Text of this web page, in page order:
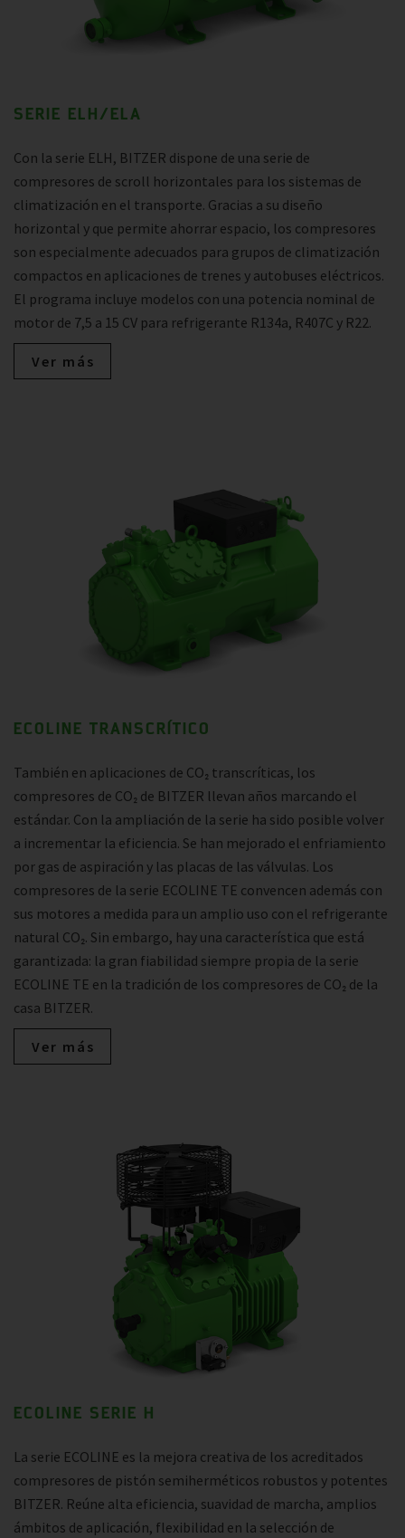
SERIE ELH/ELA
Con la serie ELH, BITZER dispone de una serie de
compresores de scroll horizontales para los sistemas de
climatización en el transporte. Gracias a su diseño
horizontal y que permite ahorrar espacio, los compresores
son especialmente adecuados para grupos de climatización
compactos en aplicaciones de trenes y autobuses eléctricos.
El programa incluye modelos con una potencia nominal de
motor de 7,5 a 15 CV para refrigerante R134a, R407C y R22.
Ver más
ECOLINE TRANSCRÍTICO
También en aplicaciones de CO₂ transcríticas, los
compresores de CO₂ de BITZER llevan años marcando el
estándar. Con la ampliación de la serie ha sido posible volver
a incrementar la eficiencia. Se han mejorado el enfriamiento
por gas de aspiración y las placas de las válvulas. Los
compresores de la serie ECOLINE TE convencen además con
sus motores a medida para un amplio uso con el refrigerante
natural CO₂. Sin embargo, hay una característica que está
garantizada: la gran fiabilidad siempre propia de la serie
ECOLINE TE en la tradición de los compresores de CO₂ de la
casa BITZER.
Ver más
ECOLINE SERIE H
La serie ECOLINE es la mejora creativa de los acreditados
compresores de pistón semiherméticos robustos y potentes
BITZER. Reúne alta eficiencia, suavidad de marcha, amplios
ámbitos de aplicación, flexibilidad en la selección de